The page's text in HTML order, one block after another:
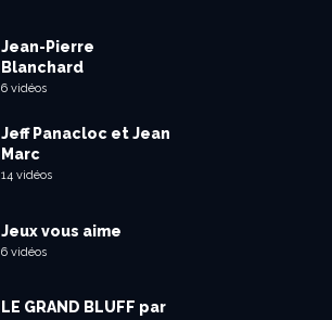
Jean-Pierre
Blanchard
6 vidéos
Jeff Panacloc et Jean
Marc
14 vidéos
Jeux vous aime
6 vidéos
LE GRAND BLUFF par